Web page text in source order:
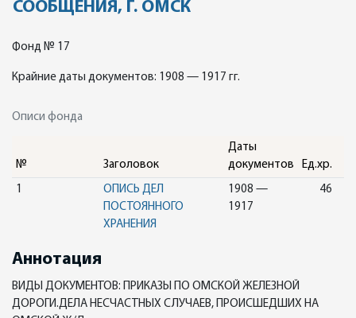
СООБЩЕНИЯ, Г. ОМСК
Фонд № 17
Крайние даты документов: 1908 — 1917 гг.
Описи фонда
№ Заголовок
Даты
документов
Ед.хр.
1
ОПИСЬ ДЕЛ
ПОСТОЯННОГО
ХРАНЕНИЯ
1908 —
1917
46
Аннотация
ВИДЫ ДОКУМЕНТОВ: ПРИКАЗЫ ПО ОМСКОЙ ЖЕЛЕЗНОЙ
ДОРОГИ.ДЕЛА НЕСЧАСТНЫХ СЛУЧАЕВ, ПРОИСШЕДШИХ НА